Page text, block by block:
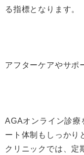
る指標となります。
アフターケアやサポ
AGAオンライン診療
ート体制もしっかり
クリニックでは、定